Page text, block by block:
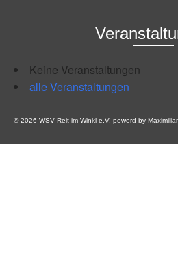
Keine Veranstaltungen
alle Veranstaltungen
© 2026 WSV Reit im Winkl e.V. powerd by